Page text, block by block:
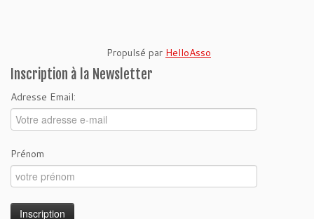
Propulsé par HelloAsso
Inscription à la Newsletter
Adresse Email:
Prénom